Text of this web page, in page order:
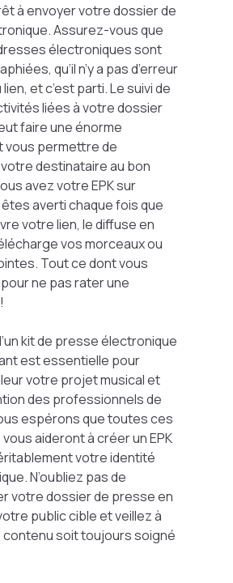
à envoyer votre dossier de
Assurez-vous que
électroniques sont
qu’il n’y a pas d’erreur
lien, et c’est parti. Le suivi de
liées à votre dossier
faire une énorme
vous permettre de
destinataire au bon
avez votre EPK sur
averti chaque fois que
votre lien, le diffuse en
vos morceaux ou
Tout ce dont vous
ne pas rater une
kit de presse électronique
est essentielle pour
votre projet musical et
des professionnels de
espérons que toutes ces
aideront à créer un EPK
votre identité
N’oubliez pas de
votre dossier de presse en
public cible et veillez à
soit toujours soigné